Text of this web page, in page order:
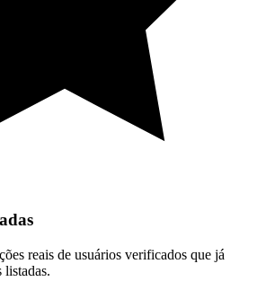
reais de usuários verificados que já
listadas.